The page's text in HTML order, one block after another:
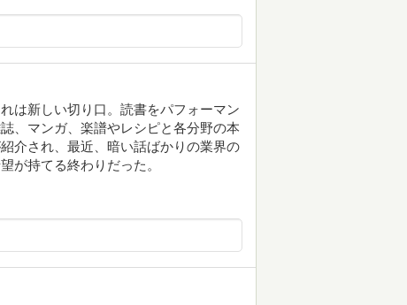
は新しい切り口。読書をパフォーマン
、マンガ、楽譜やレシピと各分野の本
介され、最近、暗い話ばかりの業界の
が持てる終わりだった。